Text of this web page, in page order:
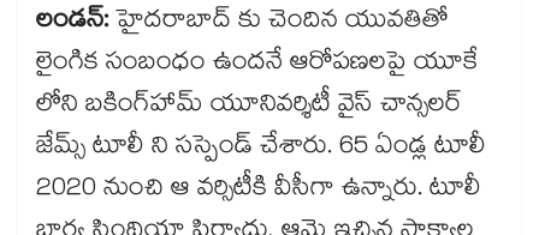
లండన్:హైదరాబాద్ కు చెందిన యువతితో
లైంగిక సంబంధం ఉందనే ఆరోపణలపై యూకే
లోని బకింగ్​హామ్ యూనివర్శిటీ వైస్ చాన్సలర్
జేమ్స్ టూలీ ని సస్పెండ్ చేశారు. 65 ఏండ్ల టూలీ
2020 నుంచి ఆ వర్సిటీకి వీసీగా ఉన్నారు. టూలీ